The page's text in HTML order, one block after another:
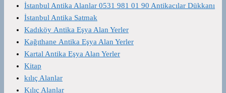
İstanbul Antika Alanlar 0531 981 01 90 Antikacılar Dükkanı
İstanbul Antika Satmak
Kadıköy Antika Eşya Alan Yerler
Kağıthane Antika Eşya Alan Yerler
Kartal Antika Eşya Alan Yerler
Kitap
kılıç Alanlar
Kılıç Alanlar